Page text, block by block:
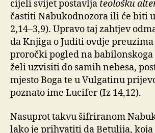
cijeli svijet postavlja teološku
častiti Nabukodnozora ili će biti
2,14–3,9). Upravo taj zahtjev
da Knjiga o Juditi ovdje
proročki pogled na
želi uzvisiti do samih nebesa,
mjesto Boga te u Vulgatinu
poznato ime Lucifer (Iz 14,12).
Nasuprot takvu šifriranom
lako je prihvatiti da Betulija, koja